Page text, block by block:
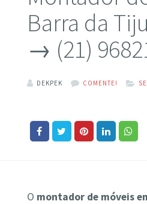
Barra da
→ (21)
DEKPEK COMENTE!
O montador de móveis